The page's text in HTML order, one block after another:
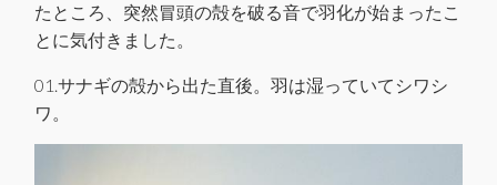
たところ、突然冒頭の殻を破る音で羽化が始まったこ
とに気付きました。
01.サナギの殻から出た直後。羽は湿っていてシワシ
ワ。